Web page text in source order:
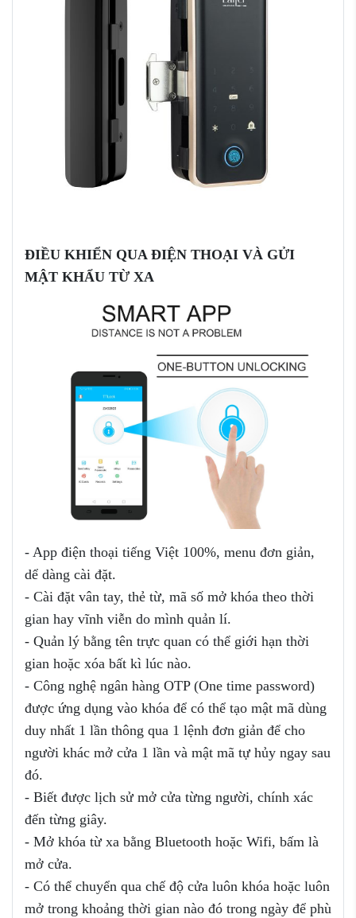
ĐIỀU KHIỂN QUA ĐIỆN THOẠI VÀ GỬI
MẬT KHẨU TỪ XA
- App điện thoại tiếng Việt 100%, menu đơn giản,
dể dàng cài đặt.
- Cài đặt vân tay, thẻ từ, mã số mở khóa theo thời
gian hay vĩnh viễn do mình quản lí.
- Quản lý bằng tên trực quan có thể giới hạn thời
gian hoặc xóa bất kì lúc nào.
- Công nghệ ngân hàng OTP (One time password)
được ứng dụng vào khóa để có thể tạo mật mã dùng
duy nhất 1 lần thông qua 1 lệnh đơn giản để cho
người khác mở cửa 1 lần và mật mã tự hủy ngay sau
đó.
- Biết được lịch sử mở cửa từng người, chính xác
đến từng giây.
- Mở khóa từ xa bằng Bluetooth hoặc Wifi, bấm là
mở cửa.
- Có thể chuyển qua chế độ cửa luôn khóa hoặc luôn
mở trong khoảng thời gian nào đó trong ngày để phù